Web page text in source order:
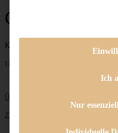
Grüne Soße
Keine Beiträge gefunden
Unternehmen
ÜBER MICH
ZUSAMMENARBEIT
Ich
Nur